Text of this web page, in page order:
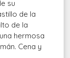
su
de la
de la
hermosa
Cena y